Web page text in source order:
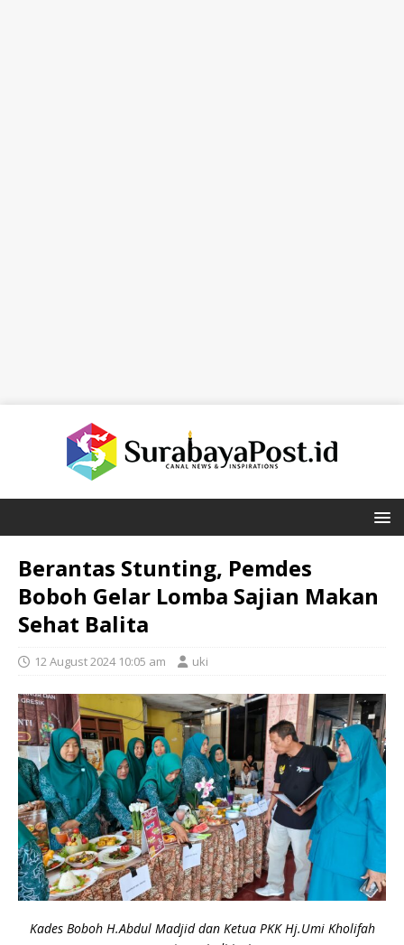
Berantas Stunting, Pemdes
Boboh Gelar Lomba Sajian Makan
Sehat Balita
12 August 2024 10:05 am uki
Kades Boboh H.Abdul Madjid dan Ketua PKK Hj.Umi Kholifah